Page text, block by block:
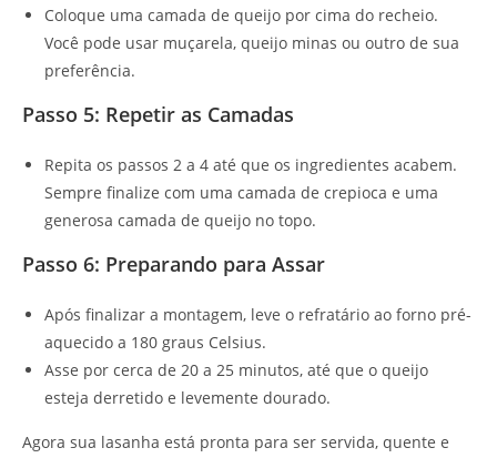
Coloque uma camada de queijo por cima do recheio.
Você pode usar muçarela, queijo minas ou outro de sua
preferência.
Passo 5: Repetir as Camadas
Repita os passos 2 a 4 até que os ingredientes acabem.
Sempre finalize com uma camada de crepioca e uma
generosa camada de queijo no topo.
Passo 6: Preparando para Assar
Após finalizar a montagem, leve o refratário ao forno pré-
aquecido a 180 graus Celsius.
Asse por cerca de 20 a 25 minutos, até que o queijo
esteja derretido e levemente dourado.
Agora sua lasanha está pronta para ser servida, quente e